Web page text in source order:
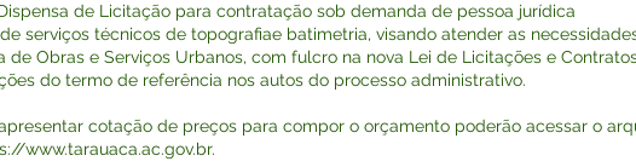
de Licitação para contratação sob demanda de pessoa jurídica
serviços técnicos de topografiae batimetria, visando atender as
de Obras e Serviços Urbanos, com fulcro na nova Lei de Licitações e
do termo de referência nos autos do processo administrativo.
cotação de preços para compor o orçamento poderão acessar o
www.tarauaca.ac.gov.br.